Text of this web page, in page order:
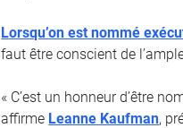
Lorsqu’on est nommé
faut être conscient de
« C’est un honneur d’être
affirme Leanne Kaufman,